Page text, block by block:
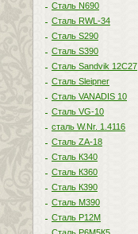
Сталь N690
Сталь RWL-34
Сталь S290
Сталь S390
Сталь Sandvik 12C27
Сталь Sleipner
Сталь VANADIS 10
Сталь VG-10
сталь W.Nr. 1.4116
Сталь ZA-18
Сталь К340
Сталь К360
Сталь К390
Сталь М390
Сталь Р12М